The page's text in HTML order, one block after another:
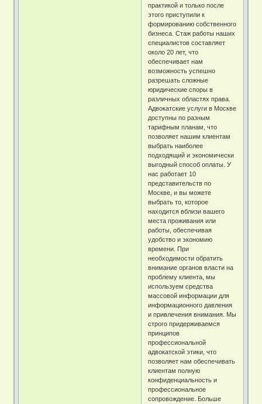
практикой и только после
этого приступили к
формированию собственного
бизнеса. Стаж работы наших
специалистов составляет
около 20 лет, что
обеспечивает нам
возможность успешно
разрешать сложные
юридические споры в
различных областях права.
Адвокатские услуги в Москве
доступны по разным
тарифным планам, что
позволяет нашим клиентам
выбрать наиболее
подходящий и экономически
выгодный способ оплаты. У
нас работает 10
представительств по
Москве, и вы можете
выбрать то, которое
находится вблизи вашего
места проживания или
работы, обеспечивая
удобство и экономию
времени. При
необходимости обратить
внимание органов власти на
проблему клиента, мы
используем средства
массовой информации для
информационного давления
и привлечения внимания. Мы
строго придерживаемся
принципов
профессиональной
адвокатской этики, что
позволяет нам обеспечивать
клиентам полную
конфиденциальность и
профессиональное
сопровождение. Больше